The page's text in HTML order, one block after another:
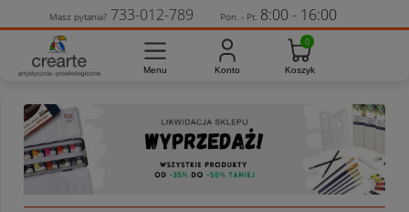
Masz pytania? 733-012-789 Pon. - Pt. 8:00 - 16:00